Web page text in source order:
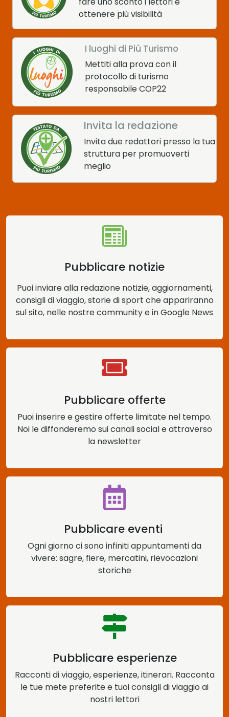
ottenere più visibilità
I luoghi di Più Turismo
Mettiti alla prova con il
protocollo di turismo
responsabile COP22
Invita la redazione
Invita due redattori presso la tua
struttura per promuoverti
meglio
Pubblicare notizie
Puoi inviare alla redazione notizie, aggiornamenti,
consigli di viaggio, storie di sport che appariranno
sul sito, nelle nostre community e in Google News
Pubblicare offerte
Puoi inserire e gestire offerte limitate nel tempo.
Noi le diffonderemo sui canali social e attraverso
la newsletter
Pubblicare eventi
Ogni giorno ci sono infiniti appuntamenti da
vivere: sagre, fiere, mercatini, rievocazioni
storiche
Pubblicare esperienze
Racconti di viaggio, esperienze, itinerari. Racconta
le tue mete preferite e tuoi consigli di viaggio ai
nostri lettori